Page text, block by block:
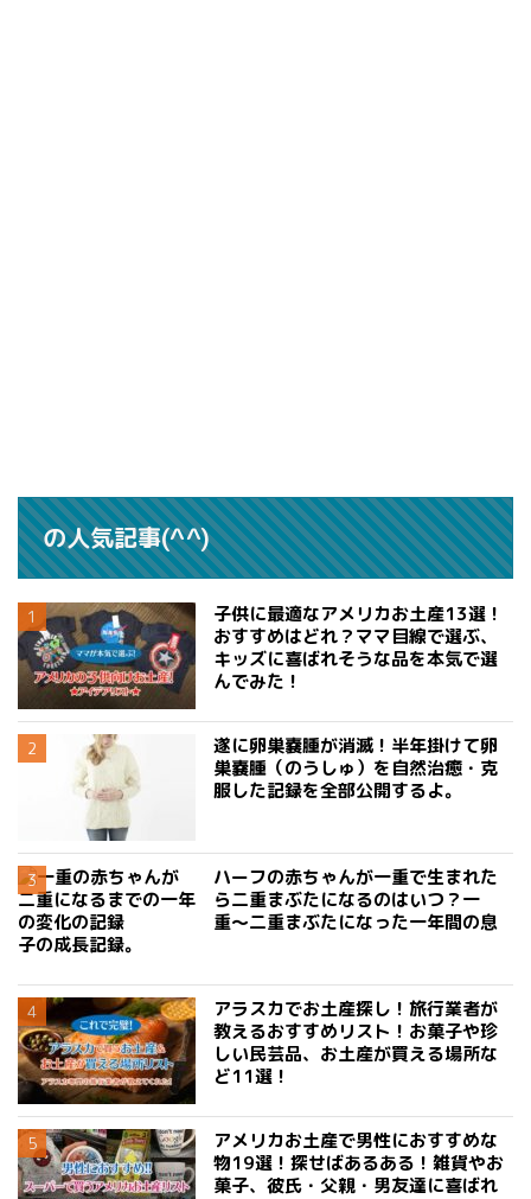
の人気記事(^^)
子供に最適なアメリカお土産13選！
おすすめはどれ？ママ目線で選ぶ、
キッズに喜ばれそうな品を本気で選
んでみた！
遂に卵巣嚢腫が消滅！半年掛けて卵
巣嚢腫（のうしゅ）を自然治癒・克
服した記録を全部公開するよ。
ハーフの赤ちゃんが一重で生まれた
ら二重まぶたになるのはいつ？一
重〜二重まぶたになった一年間の息
子の成長記録。
アラスカでお土産探し！旅行業者が
教えるおすすめリスト！お菓子や珍
しい民芸品、お土産が買える場所な
ど11選！
アメリカお土産で男性におすすめな
物19選！探せばあるある！雑貨やお
菓子、彼氏・父親・男友達に喜ばれ